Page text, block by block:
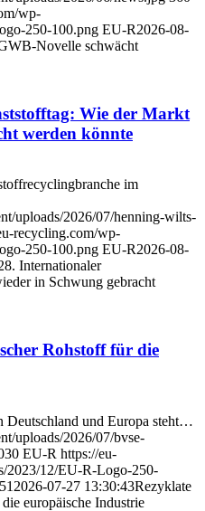
wp-
250-100.png EU-R2026-08-
Novelle schwächt
Wie der Markt
werden könnte
im
uploads/2026/07/henning-wilts-
recycling.com/wp-
250-100.png EU-R2026-08-
Internationaler
in Schwung gebracht
Rohstoff für die
Deutschland und Europa steht…
uploads/2026/07/bvse-
EU-R https://eu-
2023/12/EU-R-Logo-250-
2026-07-27 13:30:43Rezyklate
europäische Industrie